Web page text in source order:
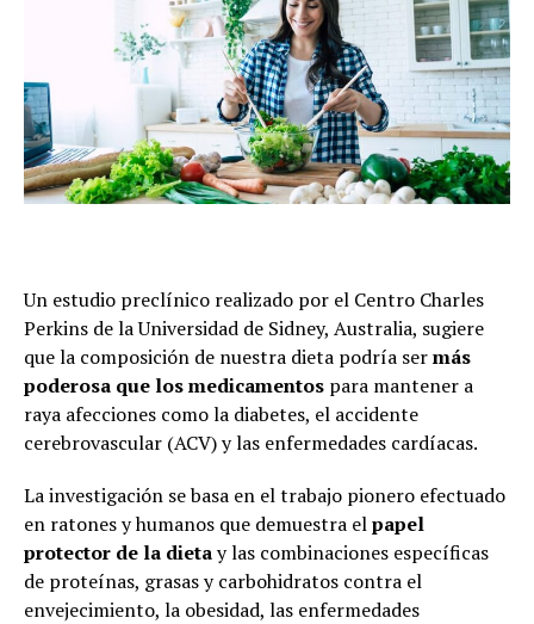
Un estudio preclínico realizado por el Centro Charles
Perkins de la Universidad de Sidney, Australia, sugiere
que la composición de nuestra dieta podría sermás
poderosa que los medicamentos para mantener a
raya afecciones como la diabetes, el accidente
cerebrovascular (ACV) y las enfermedades cardíacas.
La investigación se basa en el trabajo pionero efectuado
en ratones y humanos que demuestra elpapel
protector de la dietay las combinaciones específicas
de proteínas, grasas y carbohidratos contra el
envejecimiento, la obesidad, las enfermedades